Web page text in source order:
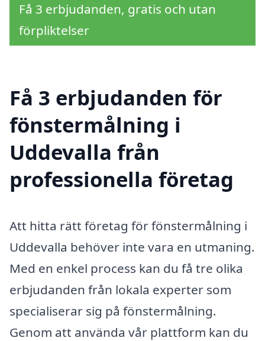
Få 3 erbjudanden, gratis och utan
förpliktelser
Få 3 erbjudanden för
fönstermålning i
Uddevalla från
professionella företag
Att hitta rätt företag för fönstermålning i
Uddevalla behöver inte vara en utmaning.
Med en enkel process kan du få tre olika
erbjudanden från lokala experter som
specialiserar sig på fönstermålning.
Genom att använda vår plattform kan du